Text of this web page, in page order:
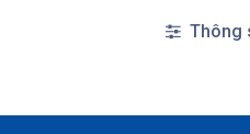
Thông